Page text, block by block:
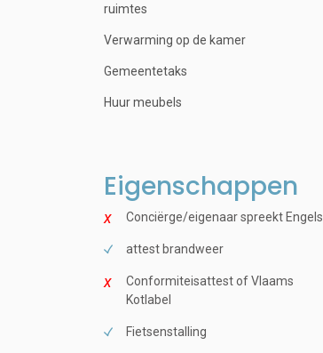
ruimtes
Verwarming op de kamer
Gemeentetaks
Huur meubels
Eigenschappen
Conciërge/eigenaar spreekt Engels
attest brandweer
Conformiteisattest of Vlaams
Kotlabel
Fietsenstalling